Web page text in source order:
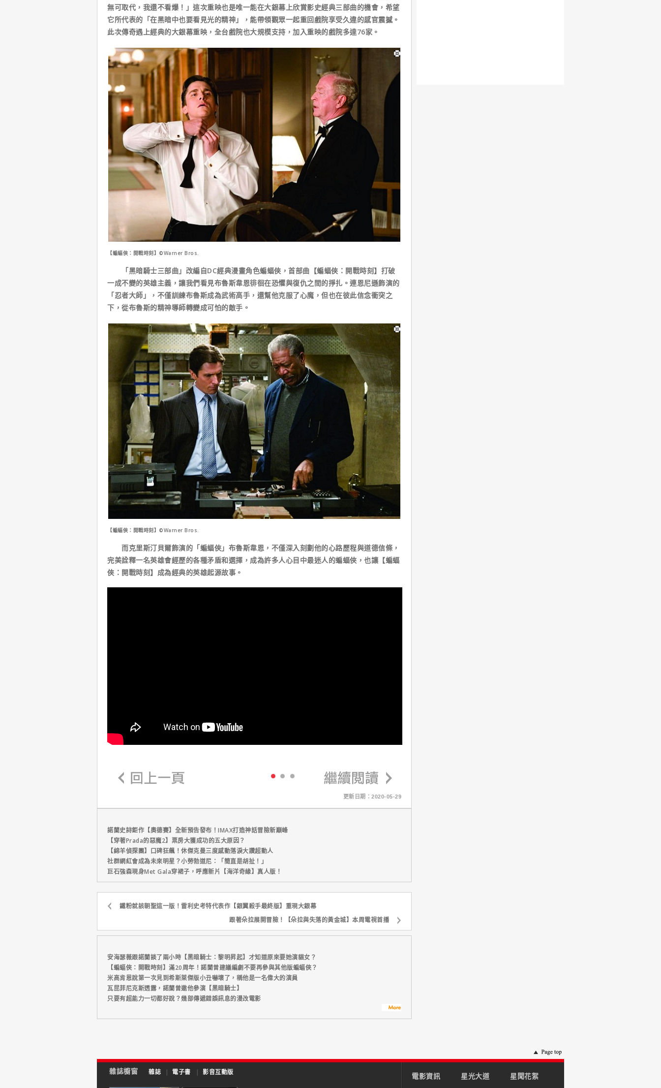
無可取代，我還不看爆！」這次重映也是唯一能在大銀幕上欣賞影史經典三部曲的機會，希望
它所代表的「在黑暗中也要看見光的精神」，能帶領觀眾一起重回戲院享受久違的感官震撼。
此次傳奇遇上經典的大銀幕重映，全台戲院也大規模支持，加入重映的戲院多達76家。
【蝙蝠俠：開戰時刻】©Warner Bros.
「黑暗騎士三部曲」改編自DC經典漫畫角色蝙蝠俠，首部曲【蝙蝠俠：開戰時刻】打破
一成不變的英雄主義，讓我們看見布魯斯韋恩徘徊在恐懼與復仇之間的掙扎。連恩尼遜飾演的
「忍者大師」，不僅訓練布魯斯成為武術高手，還幫他克服了心魔，但也在彼此信念衝突之
下，從布魯斯的精神導師轉變成可怕的敵手。
【蝙蝠俠：開戰時刻】©Warner Bros.
而克里斯汀貝爾飾演的「蝙蝠俠」布魯斯韋恩，不僅深入刻劃他的心路歷程與道德信條，
完美詮釋一名英雄會經歷的各種矛盾和選擇，成為許多人心目中最迷人的蝙蝠俠，也讓【蝙蝠
俠：開戰時刻】成為經典的英雄起源故事。
更新日期：2020-05-29
諾蘭史詩鉅作【奧德賽】全新預告發布！IMAX打造神話冒險新巔峰
【穿著Prada的惡魔2】票房大獲成功的五大原因？
【綿羊偵探團】口碑狂飆！休傑克曼三度感動落淚大讚超動人
社群網紅會成為未來明星？小勞勃道尼：「簡直是胡扯！」
巨石強森現身Met Gala穿裙子，呼應新片【海洋奇緣】真人版！
鐵粉就該朝聖這一版！雷利史考特代表作【銀翼殺手最終版】重現大銀幕
跟著朵拉展開冒險！【朵拉與失落的黃金城】本周電視首播
安海瑟薇跟諾蘭談了兩小時【黑暗騎士：黎明昇起】才知道原來要她演貓女？
【蝙蝠俠：開戰時刻】滿20周年！諾蘭曾建議編劇不要再參與其他版蝙蝠俠？
米高肯恩說第一次見到希斯萊傑版小丑嚇壞了，稱他是一名偉大的演員
瓦昆菲尼克斯透露，諾蘭曾邀他參演【黑暗騎士】
只要有超能力一切都好說？幾部傳遞錯誤訊息的漫改電影
雜誌櫥窗 雜誌 | 電子書 | 影音互動版 電影資訊 星光大道 星聞花絮